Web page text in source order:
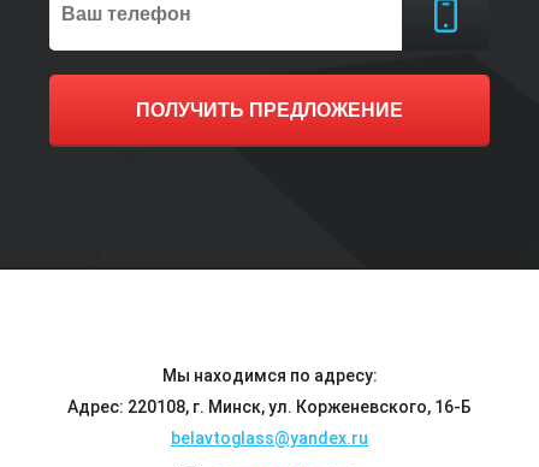
ПОЛУЧИТЬ ПРЕДЛОЖЕНИЕ
Мы находимся по адресу:
Адрес: 220108, г. Минск, ул. Корженевского, 16-Б
belavtoglass@yandex.ru